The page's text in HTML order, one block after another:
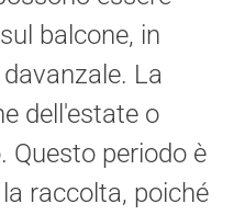
balcone, in
La
dell'estate o
Questo periodo è
raccolta, poiché